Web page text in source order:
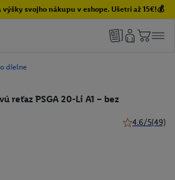
svojho nákupu v eshope. Ušetri až 15€!💰
dielne
reťaz PSGA 20-Li A1 – bez
4.6/5(49)